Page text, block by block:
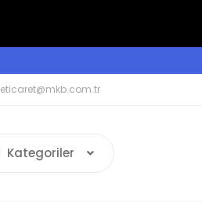
eticaret@mkb.com.tr
Kategoriler